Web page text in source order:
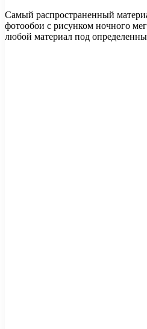
​Самый распространенный
фотообои с рисунком ночного
любой материал под